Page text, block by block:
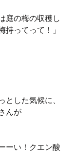
庭の梅の収穫し
持ってって！」
とした気候に、
んが
ーい！クエン酸